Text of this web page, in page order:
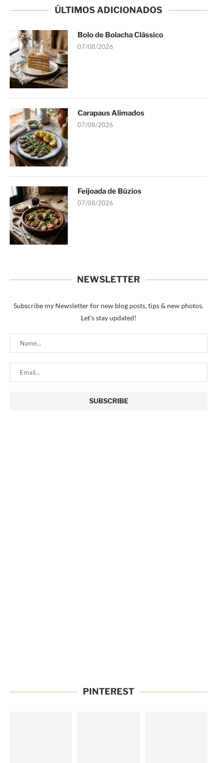
ÚLTIMOS ADICIONADOS
Bolo de Bolacha Clássico
07/08/2026
Carapaus Alimados
07/08/2026
Feijoada de Búzios
07/08/2026
NEWSLETTER
Subscribe my Newsletter for new blog posts, tips & new photos.
Let's stay updated!
PINTEREST